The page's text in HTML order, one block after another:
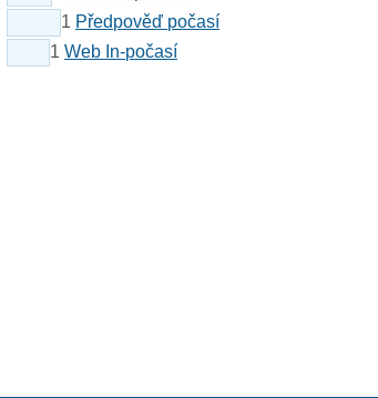
1 Předpověď počasí
1Web In-počasí